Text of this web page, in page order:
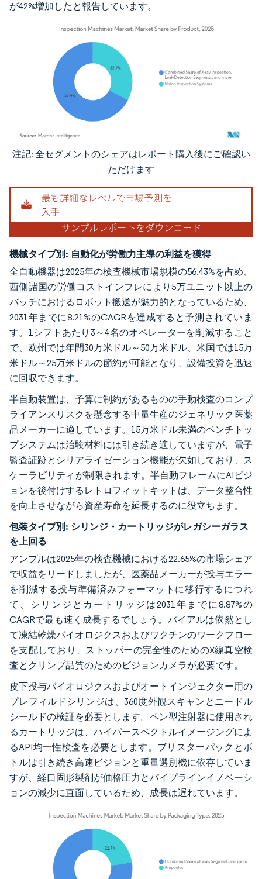
が42%増加したと報告しています。
画像 © Mordor Intelligence。再利用にはCC BY 4.0の表示が必要です。
注記: 全セグメントのシェアはレポート購入後にご確認い
ただけます
機械タイプ別: 自動化が労働力主導の利益を獲得
全自動機器は2025年の検査機械市場規模の56.43%を占め、
西側諸国の労働コストインフレにより5万ユニット以上の
バッチにおけるロボット搬送が魅力的となっているため、
2031年までに8.21%のCAGRを達成すると予測されていま
す。1シフトあたり3～4名のオペレーターを削減すること
で、欧州では年間30万米ドル～50万米ドル、米国では15万
米ドル～25万米ドルの節約が可能となり、設備投資を迅速
に回収できます。
半自動装置は、予算に制約があるものの手動検査のコンプ
ライアンスリスクを懸念する中量生産のジェネリック医薬
品メーカーに適しています。15万米ドル未満のベンチトッ
プシステムは治験材料には引き続き適していますが、電子
監査証跡とシリアライゼーション機能が欠如しており、ス
ケーラビリティが制限されます。半自動フレームにAIビジ
ョンを後付けするレトロフィットキットは、データ整合性
を向上させながら資産寿命を延長するのに役立ちます。
包装タイプ別: シリンジ・カートリッジがレガシーガラス
を上回る
アンプルは2025年の検査機械における22.65%の市場シェア
で収益をリードしましたが、医薬品メーカーが投与エラー
を削減する投与準備済みフォーマットに移行するにつれ
て、シリンジとカートリッジは2031年までに8.87%の
CAGRで最も速く成長するでしょう。バイアルは依然とし
て凍結乾燥バイオロジクスおよびワクチンのワークフロー
を支配しており、ストッパーの完全性のためのX線真空検
査とクリンプ品質のためのビジョンカメラが必要です。
皮下投与バイオロジクスおよびオートインジェクター用の
プレフィルドシリンジは、360度外観スキャンとニードル
シールドの検証を必要とします。ペン型注射器に使用され
るカートリッジは、ハイパースペクトルイメージングによ
るAPI均一性検査を必要とします。ブリスターパックとボ
トルは引き続き高速ビジョンと重量選別機に依存していま
すが、経口固形製剤が価格圧力とパイプラインイノベーシ
ョンの減少に直面しているため、成長は遅れています。